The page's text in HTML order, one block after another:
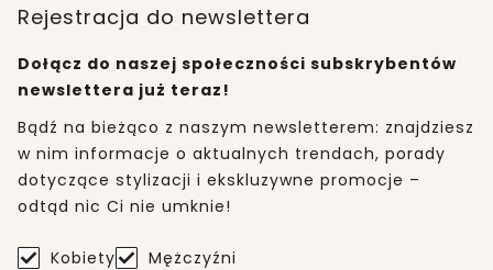
Rejestracja do newslettera
Dołącz do naszej społeczności subskrybentów
newslettera już teraz!
Bądź na bieżąco z naszym newsletterem: znajdziesz
w nim informacje o aktualnych trendach, porady
dotyczące stylizacji i ekskluzywne promocje –
odtąd nic Ci nie umknie!
Kobiety Mężczyźni